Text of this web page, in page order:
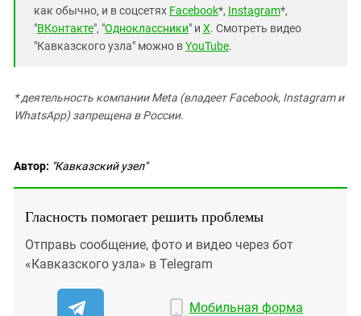
как обычно, и в соцсетях Facebook*, Instagram*,
"ВКонтакте", "Одноклассники" и X. Смотреть видео
"Кавказского узла" можно вYouTube.
* деятельность компании Meta (владеет Facebook, Instagram и
WhatsApp) запрещена в России.
Автор: "Кавказский узел"
Гласность помогает решить проблемы
Отправь сообщение, фото и видео через бот
«Кавказского узла» в Telegram
Мобильная форма